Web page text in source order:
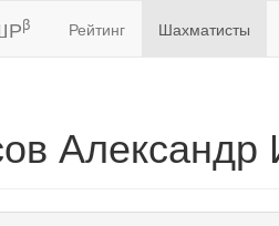
β Рейтинг Шахматисты
Александр